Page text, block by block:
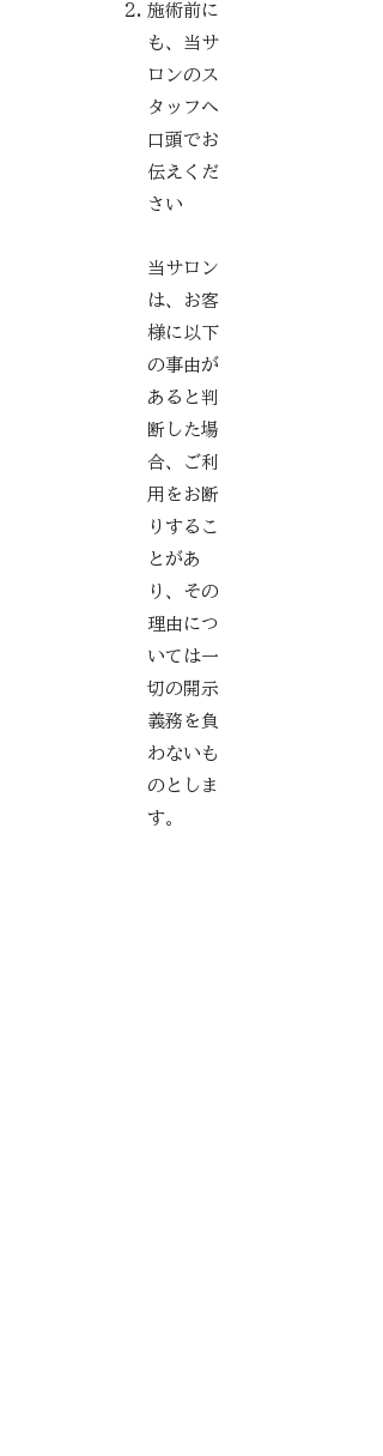
施術前に
も、当サ
ロンのス
タッフへ
口頭でお
伝えくだ
さい
当サロン
は、お客
様に以下
の事由が
あると判
断した場
合、ご利
用をお断
りするこ
とがあ
り、その
理由につ
いては一
切の開示
義務を負
わないも
のとしま
す。